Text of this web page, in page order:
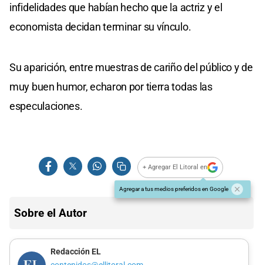
infidelidades que habían hecho que la actriz y el
economista decidan terminar su vínculo.
Su aparición, entre muestras de cariño del público y de
muy buen humor, echaron por tierra todas las
especulaciones.
+ Agregar El Litoral en
Agregar a tus medios preferidos en Google
Sobre el Autor
Redacción EL